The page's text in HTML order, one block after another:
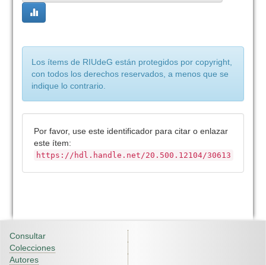
Los ítems de RIUdeG están protegidos por copyright,
con todos los derechos reservados, a menos que se
indique lo contrario.
Por favor, use este identificador para citar o enlazar
este ítem:
https://hdl.handle.net/20.500.12104/30613
Consultar
Colecciones
Autores